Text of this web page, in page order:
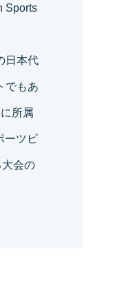
Sports
日本代
でもあ
所属
ーツビ
会の